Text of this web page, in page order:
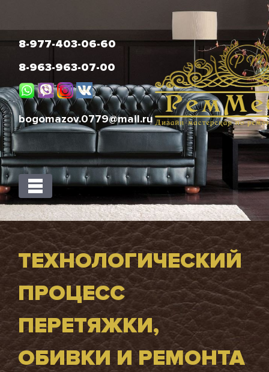
8-977-403-06-60
8-963-963-07-00
bogomazov.0779@mail.ru
ТЕХНОЛОГИЧЕСКИЙ
ПРОЦЕСС
ПЕРЕТЯЖКИ,
ОБИВКИ И РЕМОНТА